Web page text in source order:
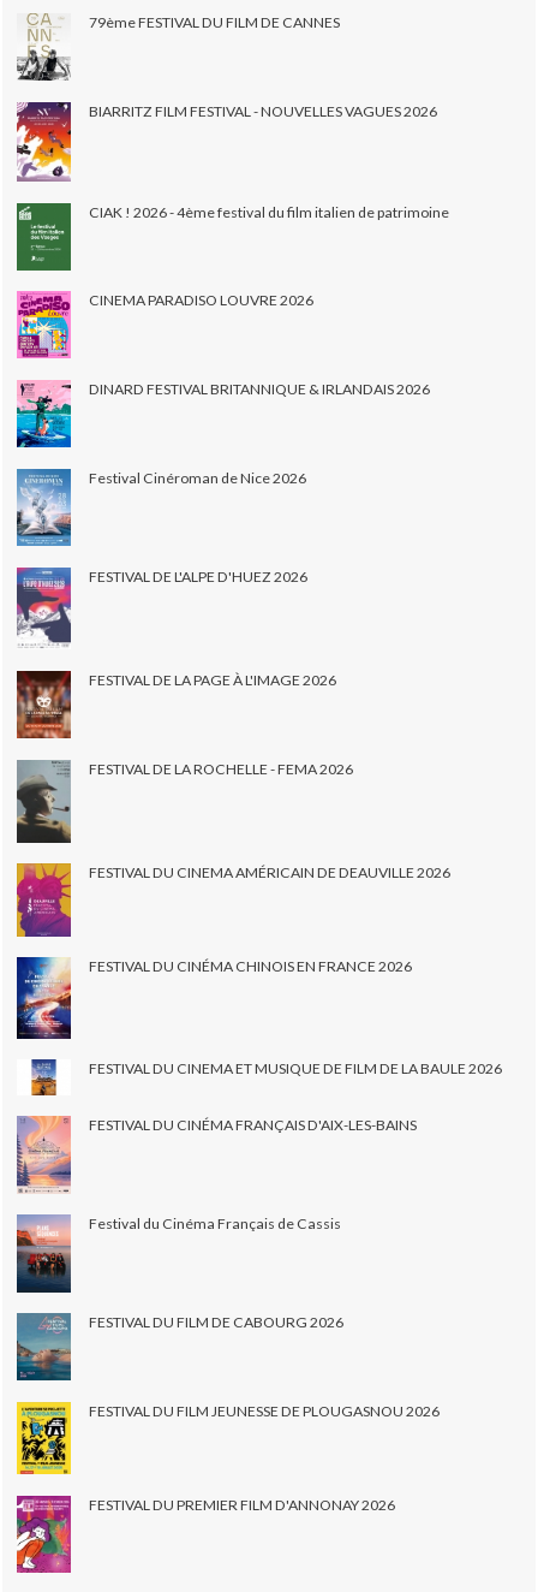
79ème FESTIVAL DU FILM DE CANNES
BIARRITZ FILM FESTIVAL - NOUVELLES VAGUES 2026
CIAK ! 2026 - 4ème festival du film italien de patrimoine
CINEMA PARADISO LOUVRE 2026
DINARD FESTIVAL BRITANNIQUE & IRLANDAIS 2026
Festival Cinéroman de Nice 2026
FESTIVAL DE L'ALPE D'HUEZ 2026
FESTIVAL DE LA PAGE À L'IMAGE 2026
FESTIVAL DE LA ROCHELLE - FEMA 2026
FESTIVAL DU CINEMA AMÉRICAIN DE DEAUVILLE 2026
FESTIVAL DU CINÉMA CHINOIS EN FRANCE 2026
FESTIVAL DU CINEMA ET MUSIQUE DE FILM DE LA BAULE 2026
FESTIVAL DU CINÉMA FRANÇAIS D'AIX-LES-BAINS
Festival du Cinéma Français de Cassis
FESTIVAL DU FILM DE CABOURG 2026
FESTIVAL DU FILM JEUNESSE DE PLOUGASNOU 2026
FESTIVAL DU PREMIER FILM D'ANNONAY 2026